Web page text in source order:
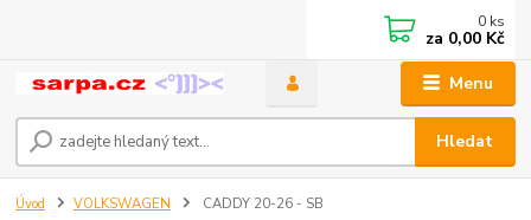
Menu
Hledat
0 ks
za 0,00 Kč
Úvod VOLKSWAGEN CADDY 20-26 - SB